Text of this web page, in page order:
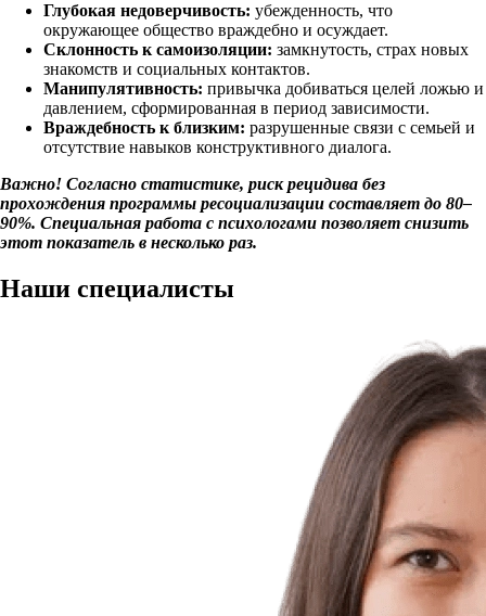
Глубокая недоверчивость: убежденность, что
окружающее общество враждебно и осуждает.
Склонность к самоизоляции: замкнутость, страх новых
знакомств и социальных контактов.
Манипулятивность: привычка добиваться целей ложью и
давлением, сформированная в период зависимости.
Враждебность к близким: разрушенные связи с семьей и
отсутствие навыков конструктивного диалога.
Важно! Согласно статистике, риск рецидива без
прохождения программы ресоциализации составляет до 80–
90%. Специальная работа с психологами позволяет снизить
этот показатель в несколько раз.
Наши специалисты